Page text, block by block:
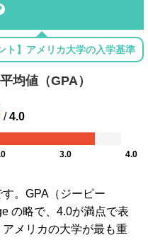
ト】アメリカ大学の入学基準
均値（GPA）
/4.0
3.0 4.0
。GPA（ジーピー
の略で、4.0が満点で表
メリカの大学が最も重